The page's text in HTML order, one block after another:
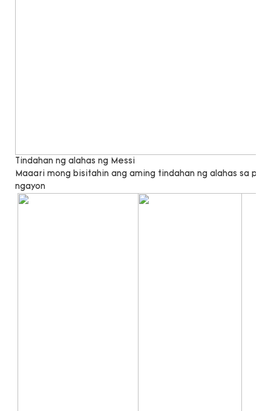
Tindahan ng alahas ng Messi
Maaari mong bisitahin ang aming tindahan ng alahas sa
ngayon